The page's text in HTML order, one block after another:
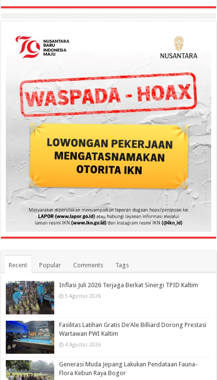
Recent Popular Comments Tags
Inflasi Juli 2026 Terjaga Berkat Sinergi TPID Kaltim
5 Agustus 2026
Fasilitas Latihan Gratis De’Ale Billiard Dorong Prestasi
Wartawan PWI Kaltim
4 Agustus 2026
Generasi Muda Jepang Lakukan Pendataan Fauna-
Flora Kebun Raya Bogor